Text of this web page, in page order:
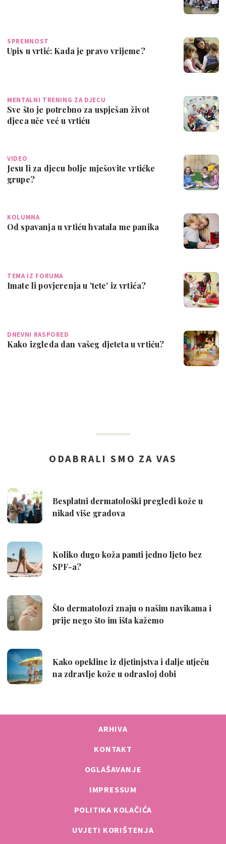
SPREMNOST
Upis u vrtić: Kada je pravo vrijeme?
MENTALNI TRENING ZA DJECU
Sve što je potrebno za uspješan život
djeca uče već u vrtiću
VIDEO
Jesu li za djecu bolje mješovite vrtićke
grupe?
KOLUMNA
Od spavanja u vrtiću hvatala me panika
TEMA IZ FORUMA
Imate li povjerenja u 'tete' iz vrtića?
DNEVNI RASPORED
Kako izgleda dan vašeg djeteta u vrtiću?
ARHIVA
KONTAKT
OGLAŠAVANJE
IMPRESSUM
POLITIKA KOLAČIĆA
UVJETI KORIŠTENJA